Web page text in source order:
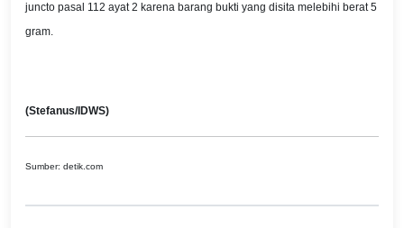
juncto pasal 112 ayat 2 karena barang bukti yang disita melebihi berat 5
gram.
(Stefanus/IDWS)
Sumber: detik.com